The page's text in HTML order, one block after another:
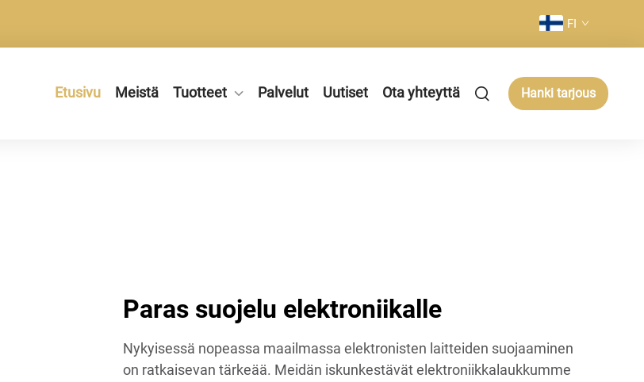
FI
Etusivu Meistä Tuotteet Palvelut Uutiset Ota yhteyttä Hanki tarjous
Paras suojelu elektroniikalle
Nykyisessä nopeassa maailmassa elektronisten laitteiden suojaaminen
on ratkaisevan tärkeää. Meidän iskunkestävät elektroniikkalaukkumme